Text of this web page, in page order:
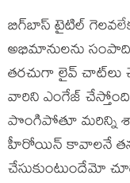
బిగ్‍బాస్‍ టైటిల్‍
అభిమానులను
తరచుగా లైవ్‍ చాట్‍లు
వారిని ఎంగేజ్‍
పొంగిపోతూ మరిన్ని
హీరోయిన్‍ కావాలనే తన
చేసుకుంటుందేమో